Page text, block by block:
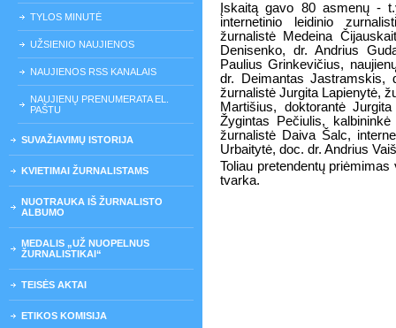
TYLOS MINUTĖ
UŽSIENIO NAUJIENOS
NAUJIENOS RSS KANALAIS
NAUJIENŲ PRENUMERATA EL.
PAŠTU
SUVAŽIAVIMŲ ISTORIJA
KVIETIMAI ŽURNALISTAMS
NUOTRAUKA IŠ ŽURNALISTO
ALBUMO
MEDALIS „UŽ NUOPELNUS
ŽURNALISTIKAI“
TEISĖS AKTAI
ETIKOS KOMISIJA
Įskaitą gavo 80 asmenų -
internetinio leidinio
žurnalistė Medeina
Denisenko, dr. Andrius
Paulius Grinkevičius,
dr. Deimantas Jastramskis,
žurnalistė Jurgita Lapienytė,
Martišius, doktorantė
Žygintas Pečiulis,
žurnalistė Daiva Šalc,
Urbaitytė, doc. dr. Andrius
Toliau pretendentų
tvarka.